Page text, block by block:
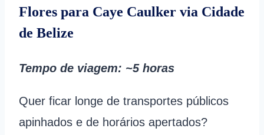
Flores para Caye Caulker via Cidade
de Belize
Tempo de viagem: ~5 horas
Quer ficar longe de transportes públicos
apinhados e de horários apertados?